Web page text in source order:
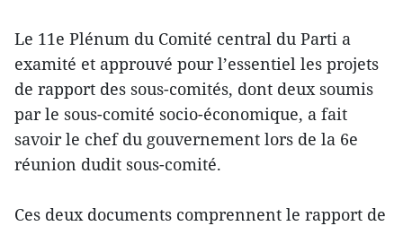
Le 11e Plénum du Comité central du Parti a
examité et approuvé pour l’essentiel les projets
de rapport des sous-comités, dont deux soumis
par le sous-comité socio-économique, a fait
savoir le chef du gouvernement lors de la 6e
réunion dudit sous-comité.
Ces deux documents comprennent le rapport de